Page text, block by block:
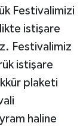
Festivalimizi
istişare
Festivalimiz
istişare
plaketi
haline